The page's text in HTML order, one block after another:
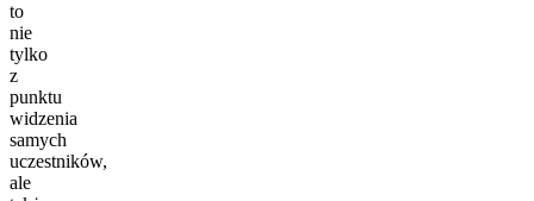
to
nie
tylko
z
punktu
widzenia
samych
uczestników,
ale